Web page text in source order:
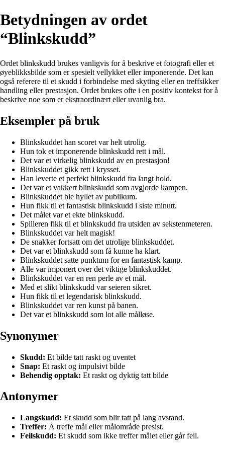
Betydningen av ordet
“Blinkskudd”
Ordet blinkskudd brukes vanligvis for å beskrive et fotografi eller et
øyeblikksbilde som er spesielt vellykket eller imponerende. Det kan
også referere til et skudd i forbindelse med skyting eller en treffsikker
handling eller prestasjon. Ordet brukes ofte i en positiv kontekst for å
beskrive noe som er ekstraordinært eller uvanlig bra.
Eksempler på bruk
Blinkskuddet han scoret var helt utrolig.
Hun tok et imponerende blinkskudd rett i mål.
Det var et virkelig blinkskudd av en prestasjon!
Blinkskuddet gikk rett i krysset.
Han leverte et perfekt blinkskudd fra langt hold.
Det var et vakkert blinkskudd som avgjorde kampen.
Blinkskuddet ble hyllet av publikum.
Hun fikk til et fantastisk blinkskudd i siste minutt.
Det målet var et ekte blinkskudd.
Spilleren fikk til et blinkskudd fra utsiden av sekstenmeteren.
Blinkskuddet var helt magisk!
De snakker fortsatt om det utrolige blinkskuddet.
Det var et blinkskudd som få kunne ha klart.
Blinkskuddet satte punktum for en fantastisk kamp.
Alle var imponert over det viktige blinkskuddet.
Blinkskuddet var en ren perle av et mål.
Med et slikt blinkskudd var seieren sikret.
Hun fikk til et legendarisk blinkskudd.
Blinkskuddet var ren kunst på banen.
Det var et blinkskudd som lot alle målløse.
Synonymer
Skudd: Et bilde tatt raskt og uventet
Snap: Et raskt og impulsivt bilde
Behendig opptak: Et raskt og dyktig tatt bilde
Antonymer
Langskudd: Et skudd som blir tatt på lang avstand.
Treffer: Å treffe mål eller målområde presist.
Feilskudd: Et skudd som ikke treffer målet eller går feil.